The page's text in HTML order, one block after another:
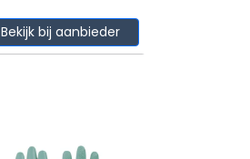
Bekijk bij aanbieder